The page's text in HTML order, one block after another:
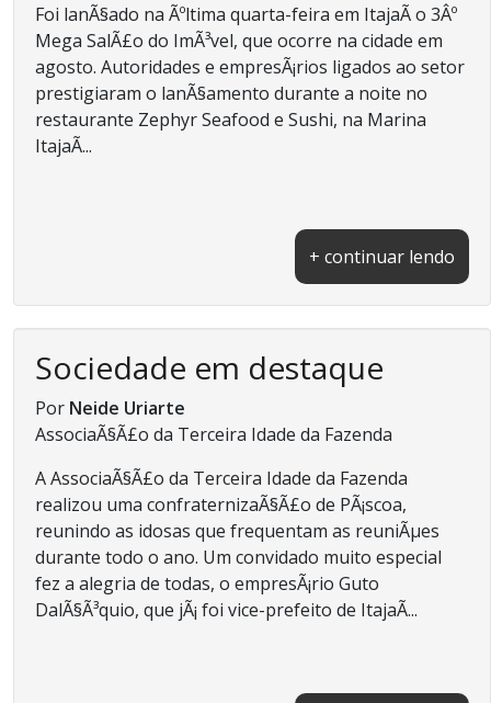
Foi lanÃ§ado na Ãºltima quarta-feira em ItajaÃ­ o 3Âº
Mega SalÃ£o do ImÃ³vel, que ocorre na cidade em
agosto. Autoridades e empresÃ¡rios ligados ao setor
prestigiaram o lanÃ§amento durante a noite no
restaurante Zephyr Seafood e Sushi, na Marina
ItajaÃ­...
+ continuar lendo
Sociedade em destaque
Por Neide Uriarte
AssociaÃ§Ã£o da Terceira Idade da Fazenda
A AssociaÃ§Ã£o da Terceira Idade da Fazenda
realizou uma confraternizaÃ§Ã£o de PÃ¡scoa,
reunindo as idosas que frequentam as reuniÃµes
durante todo o ano. Um convidado muito especial
fez a alegria de todas, o empresÃ¡rio Guto
DalÃ§Ã³quio, que jÃ¡ foi vice-prefeito de ItajaÃ­...